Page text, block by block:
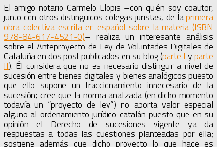
El amigo notario Carmelo Llopis –con quién soy coautor,
junto con otros distinguidos colegas juristas, de laprimera
obra colectiva escrita en español sobre la materia (ISBN
978-84-617-4521-0)– realiza un interesante análisis
sobre el Anteproyecto de Ley de Voluntades Digitales de
Cataluña en dos post publicados en su blog (parte I yparte
II). Él considera que no es necesario distinguir a nivel de
sucesión entre bienes digitales y bienes analógicos puesto
que ello supone un fraccionamiento innecesario de la
sucesión; cree que la norma analizada (en dicho momento
todavía un “proyecto de ley”) no aporta valor especial
alguno al ordenamiento jurídico catalán puesto que en su
opinión el Derecho de sucesiones vigente ya da
respuestas a todas las cuestiones planteadas por ella;
sostiene además que dicho proyecto lo que hace es